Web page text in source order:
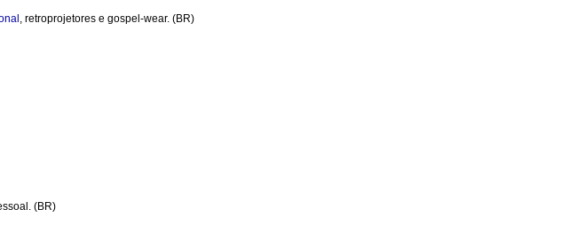
, retroprojetores e gospel-wear. (BR)
(BR)